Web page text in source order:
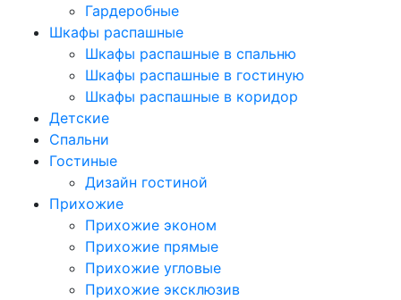
Гардеробные
Шкафы распашные
Шкафы распашные в спальню
Шкафы распашные в гостиную
Шкафы распашные в коридор
Детские
Спальни
Гостиные
Дизайн гостиной
Прихожие
Прихожие эконом
Прихожие прямые
Прихожие угловые
Прихожие эксклюзив